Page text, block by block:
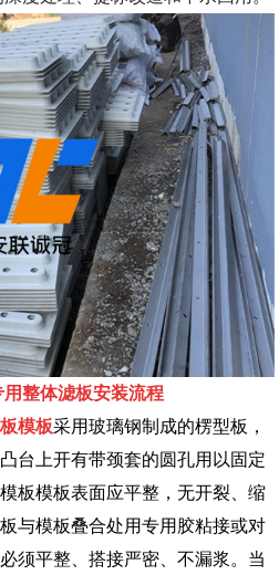
整体滤板安装流程
模板采用玻璃钢制成的楞型板，
台上开有带颈套的圆孔用以固定
板模板表面应平整，无开裂、缩
与模板叠合处用专用胶粘接或对
须平整、搭接严密、不漏浆。当